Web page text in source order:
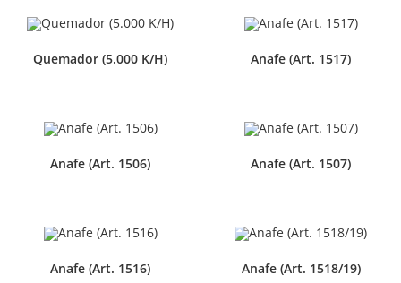
Quemador (5.000 K/H) Anafe (Art. 1517)
Anafe (Art. 1506) Anafe (Art. 1507)
Anafe (Art. 1516) Anafe (Art. 1518/19)